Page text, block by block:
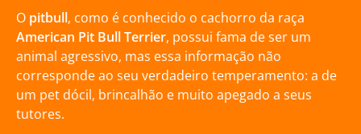
O pitbull, como é conhecido o cachorro da raça
American Pit Bull Terrier, possui fama de ser um
animal agressivo, mas essa informação não
corresponde ao seu verdadeiro temperamento: a de
um pet dócil, brincalhão e muito apegado a seus
tutores.